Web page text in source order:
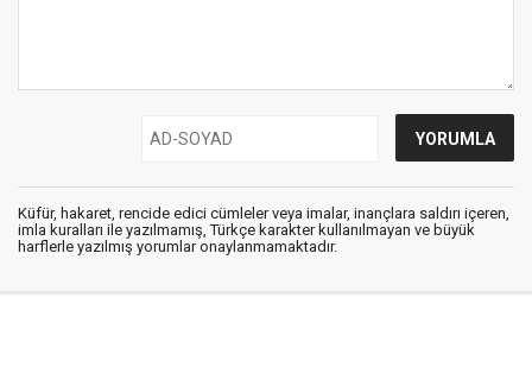
Küfür, hakaret, rencide edici cümleler veya imalar, inançlara saldırı içeren,
imla kuralları ile yazılmamış, Türkçe karakter kullanılmayan ve büyük
harflerle yazılmış yorumlar onaylanmamaktadır.